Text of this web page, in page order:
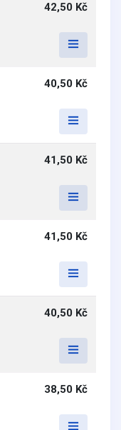
42,50 Kč
40,50 Kč
41,50 Kč
41,50 Kč
40,50 Kč
38,50 Kč